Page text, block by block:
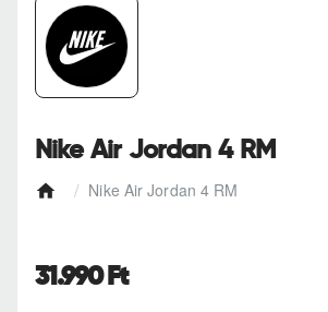
e
Nike Air Jordan 4 RM
Nike Air Jordan 4 RM
31.990 Ft